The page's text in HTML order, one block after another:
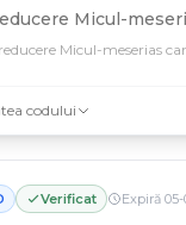
Micul-
Micul-meserias
codului
Verificat Expiră 05-